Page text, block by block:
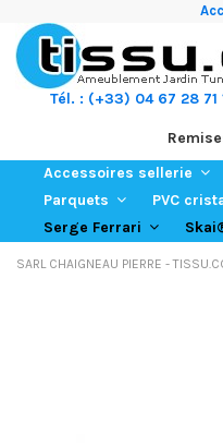
Tél. : (+33) 04 67 28 71
Accessoires sellerie
Parquets
PVC
Serge Ferrari
SARL CHAIGNEAU PIERRE -